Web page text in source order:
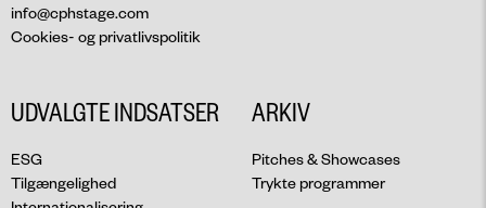
info@cphstage.com
Cookies- og privatlivspolitik
UDVALGTE INDSATSER
ESG
Tilgængelighed
ARKIV
Pitches & Showcases
Trykte programmer